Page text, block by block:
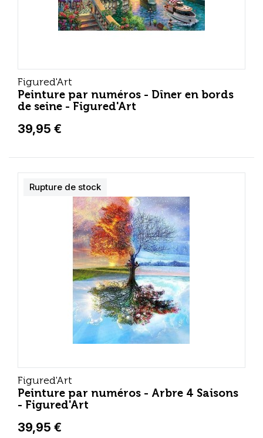
Figured'Art
Peinture par numéros - Dîner en bords
de seine - Figured'Art
39,95 €
Figured'Art
Peinture par numéros - Arbre 4 Saisons
- Figured'Art
39,95 €
Rupture de stock